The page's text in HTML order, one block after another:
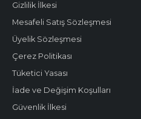
Gizlilik İlkesi
Mesafeli Satış Sözleşmesi
Üyelik Sözleşmesi
Çerez Politikası
Tüketici Yasası
İade ve Değişim Koşulları
Güvenlik İlkesi